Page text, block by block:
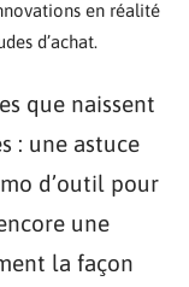
en réalité
d’achat.
que naissent
: une astuce
d’outil pour
une
la façon